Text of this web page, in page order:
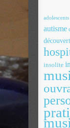
adolescents
autisme
insolite